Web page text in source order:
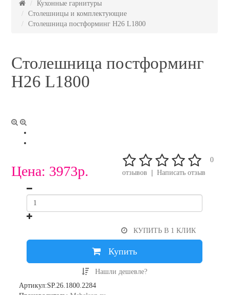
Кухонные гарнитуры
Столешницы и комплектующие
Столешница постформинг H26 L1800
Столешница постформинг
H26 L1800
Цена: 3973р.
0
отзывов
Написать отзыв
КУПИТЬ В 1 КЛИК
Купить
Нашли дешевле?
Артикул:SP.26.1800.2284